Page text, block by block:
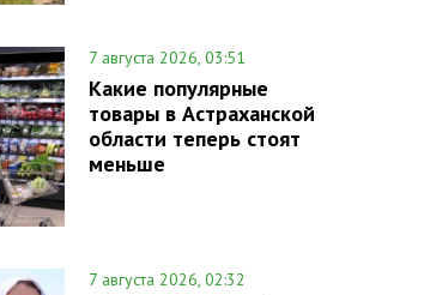
7 августа 2026, 03:51
Какие популярные
товары в Астраханской
области теперь стоят
меньше
7 августа 2026, 02:32